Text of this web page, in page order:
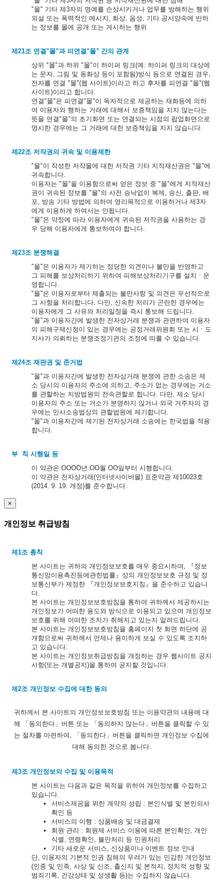
"몰" 기타 제3자의 명예를 손상시키거나 업무를 방해하는 행위
외설 또는 폭력적인 메시지, 화상, 음성, 기타 공서양속에 반하
는 정보를 몰에 공개 또는 게시하는 행위
제21조 연결"몰"과 피연결"몰" 간의 관계
상위 "몰"과 하위 "몰"이 하이퍼 링크(예: 하이퍼 링크의 대상에
는 문자, 그림 및 동화상 등이 포함됨)방식 등으로 연결된 경우,
전자를 연결 "몰"(웹 사이트)이라고 하고 후자를 피연결 "몰"(웹
사이트)이라고 합니다.
연결"몰"은 피연결"몰"이 독자적으로 제공하는 재화등에 의하
여 이용자와 행하는 거래에 대해서 보증책임을 지지 않는다는
뜻을 연결"몰"의 초기화면 또는 연결되는 시점의 팝업화면으로
명시한 경우에는 그 거래에 대한 보증책임을 지지 않습니다.
제22조 저작권의 귀속 및 이용제한
"몰"이 작성한 저작물에 대한 저작권 기타 지적재산권은 "몰"에
귀속합니다.
이용자는 "몰"을 이용함으로써 얻은 정보 중 "몰"에게 지적재산
권이 귀속된 정보를 "몰"의 사전 승낙없이 복제, 송신, 출판, 배
포, 방송 기타 방법에 의하여 영리목적으로 이용하거나 제3자
에게 이용하게 하여서는 안됩니다.
"몰"은 약정에 따라 이용자에게 귀속된 저작권을 사용하는 경
우 당해 이용자에게 통보하여야 합니다.
제23조 분쟁해결
"몰"은 이용자가 제기하는 정당한 의견이나 불만을 반영하고
그 피해를 보상처리하기 위하여 피해보상처리기구를 설치ㆍ운
영합니다.
"몰"은 이용자로부터 제출되는 불만사항 및 의견은 우선적으로
그 사항을 처리합니다. 다만, 신속한 처리가 곤란한 경우에는
이용자에게 그 사유와 처리일정을 즉시 통보해 드립니다.
"몰"과 이용자간에 발생한 전자상거래 분쟁과 관련하여 이용자
의 피해구제신청이 있는 경우에는 공정거래위원회 또는 시ㆍ도
지사가 의뢰하는 분쟁조정기관의 조정에 따를 수 있습니다.
제24조 재판권 및 준거법
"몰"과 이용자간에 발생한 전자상거래 분쟁에 관한 소송은 제
소 당시의 이용자의 주소에 의하고, 주소가 없는 경우에는 거소
를 관할하는 지방법원의 전속관할로 합니다. 다만, 제소 당시
이용자의 주소 또는 거소가 분명하지 않거나 외국 거주자의 경
우에는 민사소송법상의 관할법원에 제기합니다.
"몰"과 이용자간에 제기된 전자상거래 소송에는 한국법을 적용
합니다.
부 칙 시행일 등
이 약관은 OOOO년 OO월 OO일부터 시행합니다.
이 약관은 전자상거래(인터넷사이버몰) 표준약관 제10023호
(2014. 9. 19. 개정)를 준수합니다.
×
개인정보 취급방침
제1조 총칙
본 사이트는 귀하의 개인정보보호를 매우 중요시하며, 『정보
통신망이용촉진등에관한법률』상의 개인정보보호 규정 및 정
보통신부가 제정한 『개인정보보호지침』을 준수하고 있습니
다.
본 사이트는 개인정보보호방침을 통하여 귀하께서 제공하시는
개인정보가 어떠한 용도와 방식으로 이용되고 있으며 개인정보
보호를 위해 어떠한 조치가 취해지고 있는지 알려드립니다.
본 사이트는 개인정보보호방침을 홈페이지 첫 화면 하단에 공
개함으로써 귀하께서 언제나 용이하게 보실 수 있도록 조치하
고 있습니다.
본 사이트는 개인정보취급방침을 개정하는 경우 웹사이트 공지
사항(또는 개별공지)을 통하여 공지할 것입니다.
제2조 개인정보 수집에 대한 동의
귀하께서 본 사이트의 개인정보보호방침 또는 이용약관의 내용에 대
해 「동의한다」버튼 또는 「동의하지 않는다」버튼을 클릭할 수 있
는 절차를 마련하여, 「동의한다」버튼을 클릭하면 개인정보 수집에
대해 동의한 것으로 봅니다.
제3조 개인정보의 수집 및 이용목적
본 사이트는 다음과 같은 목적을 위하여 개인정보를 수집하고
있습니다.
서비스제공을 위한 계약의 성립 : 본인식별 및 본인의사
확인 등
서비스의 이행 : 상품배송 및 대금결제
회원 관리 : 회원제 서비스 이용에 따른 본인확인, 개인
식별, 연령확인, 불만처리 등 민원처리
기타 새로운 서비스, 신상품이나 이벤트 정보 안내
단, 이용자의 기본적 인권 침해의 우려가 있는 민감한 개인정보
(인종 및 민족, 사상 및 신조, 출신지 및 본적지, 정치적 성향 및
범죄기록, 건강상태 및 성생활 등)는 수집하지 않습니다.